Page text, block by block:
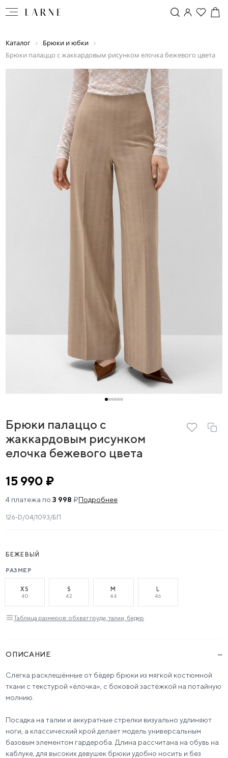
Каталог
Брюки и юбки
Брюки палаццо с жаккардовым рисунком елочка бежевого цвета
Брюки палаццо с
жаккардовым рисунком
елочка бежевого цвета
15 990 ₽
4 платежа по3 998 ₽Подробнее
126-D/04/1093/БП
БЕЖЕВЫЙ
РАЗМЕР
XS
40
S
42
M
44
L
46
Таблица размеров: обхват груди, талии, бедер
ОПИСАНИЕ −
Слегка расклешённые от бёдер брюки из мягкой костюмной
ткани с текстурой «ёлочка», с боковой застёжкой на потайную
молнию.
Посадка на талии и аккуратные стрелки визуально удлиняют
ноги, а классический крой делает модель универсальным
базовым элементом гардероба. Длина рассчитана на обувь на
каблуке, для высоких девушек брюки удобно носить и без